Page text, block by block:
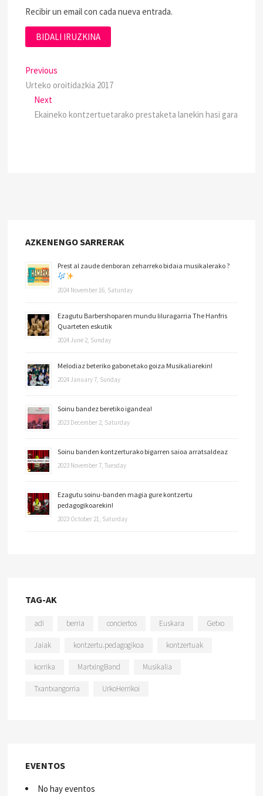
Recibir un email con cada nueva entrada.
Previous
Urteko oroitidazkia 2017
Next
Ekaineko kontzertuetarako prestaketa lanekin hasi gara
AZKENENGO SARRERAK
Prest al zaude denboran zeharreko bidaia musikalerako ?
2024 November 16, Saturday
Ezagutu Barbershoparen mundu liluragarria The Hanfris
Quarteten eskutik
2024 June 2, Sunday
Melodiaz beteriko gabonetako goiza Musikaliarekin!
2024 January 7, Sunday
Soinu bandez beretiko igandea!
2023 December 2, Saturday
Soinu banden kontzerturako bigarren saioa arratsaldeaz
2023 November 7, Tuesday
Ezagutu soinu-banden magia gure kontzertu
pedagogikoarekin!
2023 October 21, Saturday
TAG-AK
adi berria conciertos Euskara Getxo
Jaiak kontzertu.pedagogikoa kontzertuak
korrika MartxingBand Musikalia
Txantxangorria UrkoHerrikoi
EVENTOS
No hay eventos